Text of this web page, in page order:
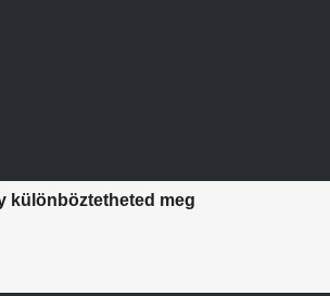
különböztetheted meg